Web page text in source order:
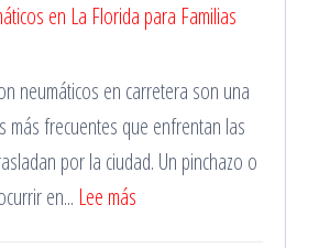
en
Condes
para
Cambio
en La Florida para Familias
neumáticos en carretera son una
más frecuentes que enfrentan las
por la ciudad. Un pinchazo o
en... Lee más